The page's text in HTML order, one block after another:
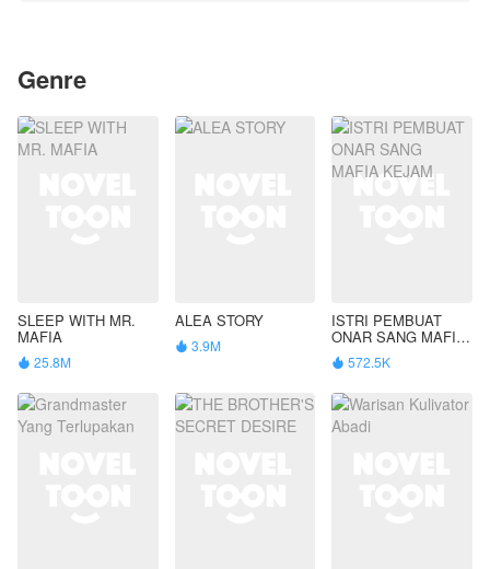
Genre
SLEEP WITH MR.
MAFIA
 25.8M
ALEA STORY
 3.9M
ISTRI PEMBUAT
ONAR SANG MAFIA
KEJAM
 572.5K